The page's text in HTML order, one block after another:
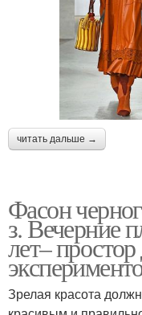
читать дальше →
Фасон
з. Вечерние
лет–
Зрелая красота